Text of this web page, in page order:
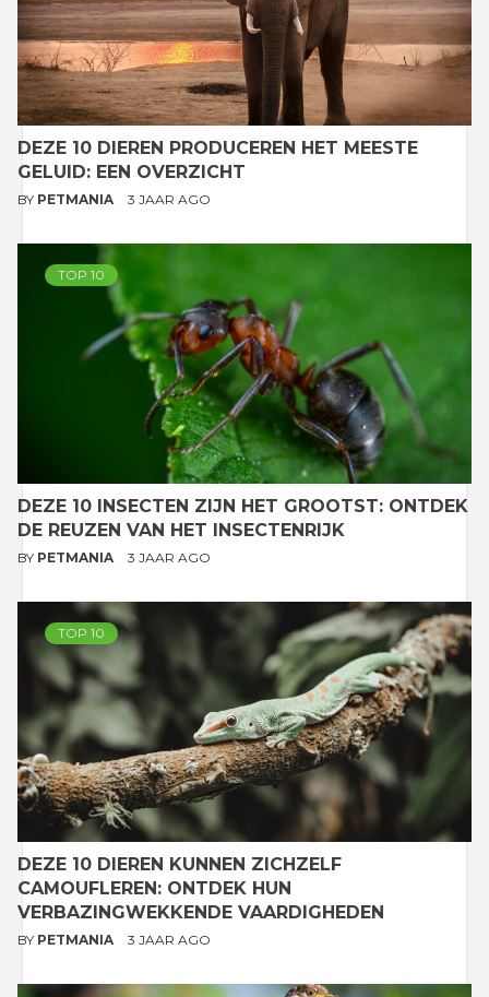
DEZE 10 DIEREN PRODUCEREN HET MEESTE
GELUID: EEN OVERZICHT
BY PETMANIA 3 JAAR AGO
TOP 10
DEZE 10 INSECTEN ZIJN HET GROOTST: ONTDEK
DE REUZEN VAN HET INSECTENRIJK
BY PETMANIA 3 JAAR AGO
TOP 10
DEZE 10 DIEREN KUNNEN ZICHZELF
CAMOUFLEREN: ONTDEK HUN
VERBAZINGWEKKENDE VAARDIGHEDEN
BY PETMANIA 3 JAAR AGO